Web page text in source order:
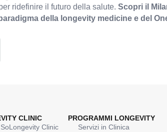
ridefinire il futuro della salute. Scopri il
della longevity medicine e del
CLINIC
Clinic
PROGRAMMI LONGEVITY
Servizi in Clinica